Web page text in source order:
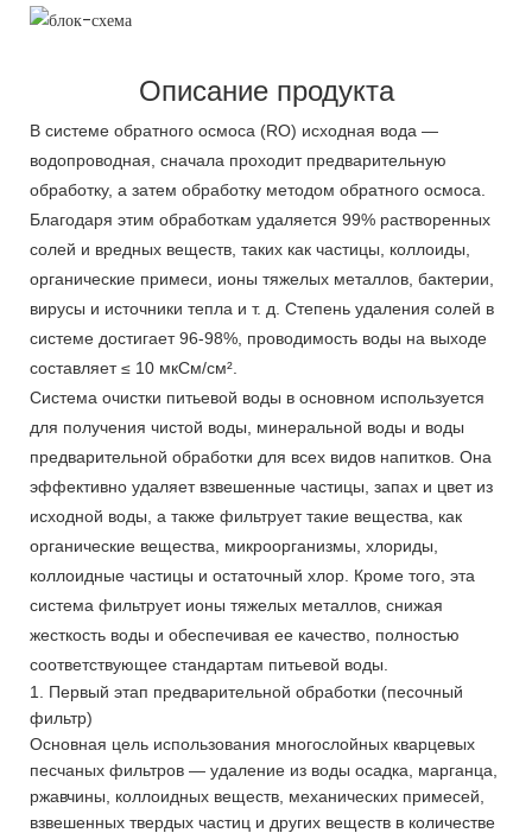
Описание продукта
В системе обратного осмоса (RO) исходная вода —
водопроводная, сначала проходит предварительную
обработку, а затем обработку методом обратного осмоса.
Благодаря этим обработкам удаляется 99% растворенных
солей и вредных веществ, таких как частицы, коллоиды,
органические примеси, ионы тяжелых металлов, бактерии,
вирусы и источники тепла и т. д. Степень удаления солей в
системе достигает 96-98%, проводимость воды на выходе
составляет ≤ 10 мкСм/см².
Система очистки питьевой воды в основном используется
для получения чистой воды, минеральной воды и воды
предварительной обработки для всех видов напитков. Она
эффективно удаляет взвешенные частицы, запах и цвет из
исходной воды, а также фильтрует такие вещества, как
органические вещества, микроорганизмы, хлориды,
коллоидные частицы и остаточный хлор. Кроме того, эта
система фильтрует ионы тяжелых металлов, снижая
жесткость воды и обеспечивая ее качество, полностью
соответствующее стандартам питьевой воды.
1. Первый этап предварительной обработки (песочный
фильтр)
Основная цель использования многослойных кварцевых
песчаных фильтров — удаление из воды осадка, марганца,
ржавчины, коллоидных веществ, механических примесей,
взвешенных твердых частиц и других веществ в количестве